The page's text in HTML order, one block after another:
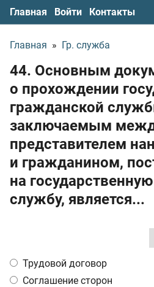
Главная Войти Контакты
Главная » Гр. служба
44. Основным
о прохождении
гражданской
заключаемым
представителем
и гражданином,
на
службу, является...
Трудовой договор
Соглашение сторон